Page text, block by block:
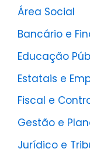
Área Social
Bancário e
Educação
Estatais e
Fiscal e
Gestão e
Jurídico e